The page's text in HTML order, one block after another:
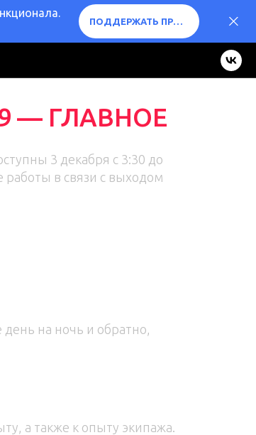
ПОДДЕРЖАТЬ ПРОЕКТ ❤️
— ГЛАВНОЕ
3 декабря с 3:30 до
работы в связи с выходом
на ночь и обратно,
а также к опыту экипажа.